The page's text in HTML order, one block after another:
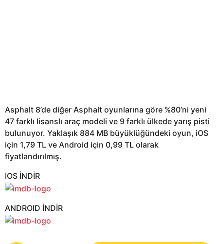
Asphalt 8’de diğer Asphalt oyunlarına göre %80’ni yeni
47 farklı lisanslı araç modeli ve 9 farklı ülkede yarış pisti
bulunuyor. Yaklaşık 884 MB büyüklüğündeki oyun, iOS
için 1,79 TL ve Android için 0,99 TL olarak
fiyatlandırılmış.
IOS İNDİR
ANDROID İNDİR